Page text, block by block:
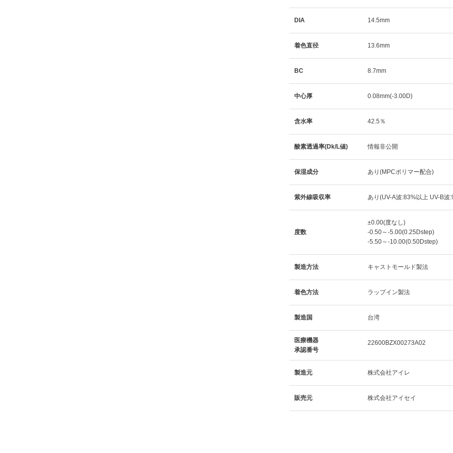
DIA 14.5mm
着色直径 13.6mm
BC 8.7mm
中心厚 0.08mm(-3.00D)
含水率 42.5％
酸素透過率(Dk/L値) 情報非公開
保湿成分 あり(MPCポリマー配合)
紫外線吸収率 あり(UV-A波:83%以上 UV-B波
度数
±0.00(度なし)
-0.50～-5.00(0.25Dstep)
-5.50～-10.00(0.50Dstep)
製造方法 キャストモールド製法
着色方法 ラップイン製法
製造国 台湾
医療機器
承認番号
22600BZX00273A02
製造元 株式会社アイレ
販売元 株式会社アイセイ